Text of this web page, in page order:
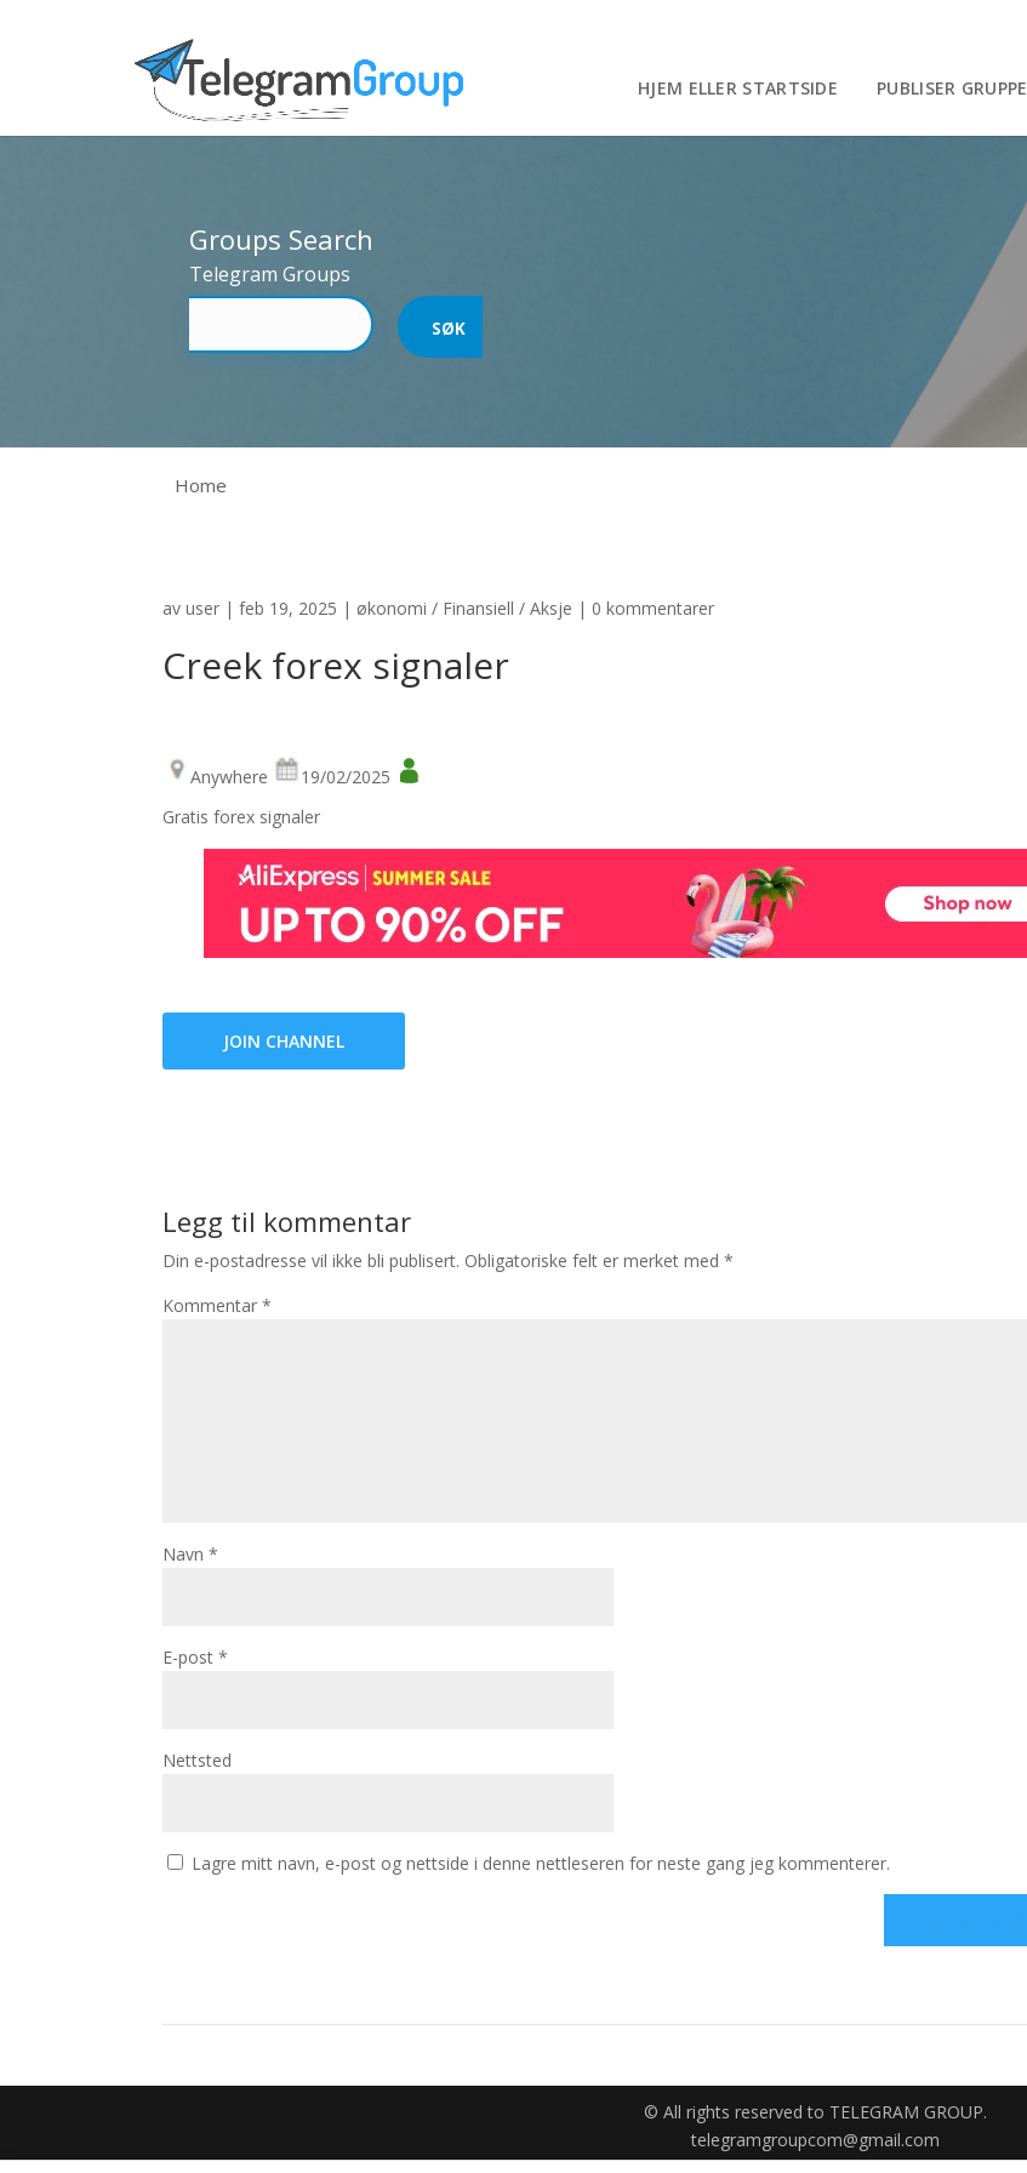
HJEM ELLER STARTSIDE PUBLISER GRUPPE
Groups Search
Telegram Groups
Home
avuser |feb 19, 2025 | økonomi / Finansiell / Aksje | 0 kommentarer
Creek forex signaler
Anywhere
19/02/2025
Gratis forex signaler
JOIN CHANNEL
Legg til kommentar
Din e-postadresse vil ikke bli publisert. Obligatoriske felt er merket med*
Kommentar*
Navn*
E-post*
Nettsted
Lagre mitt navn, e-post og nettside i denne nettleseren for neste gang jeg kommenterer.
© All rights reserved to TELEGRAM GROUP.
telegramgroupcom@gmail.com